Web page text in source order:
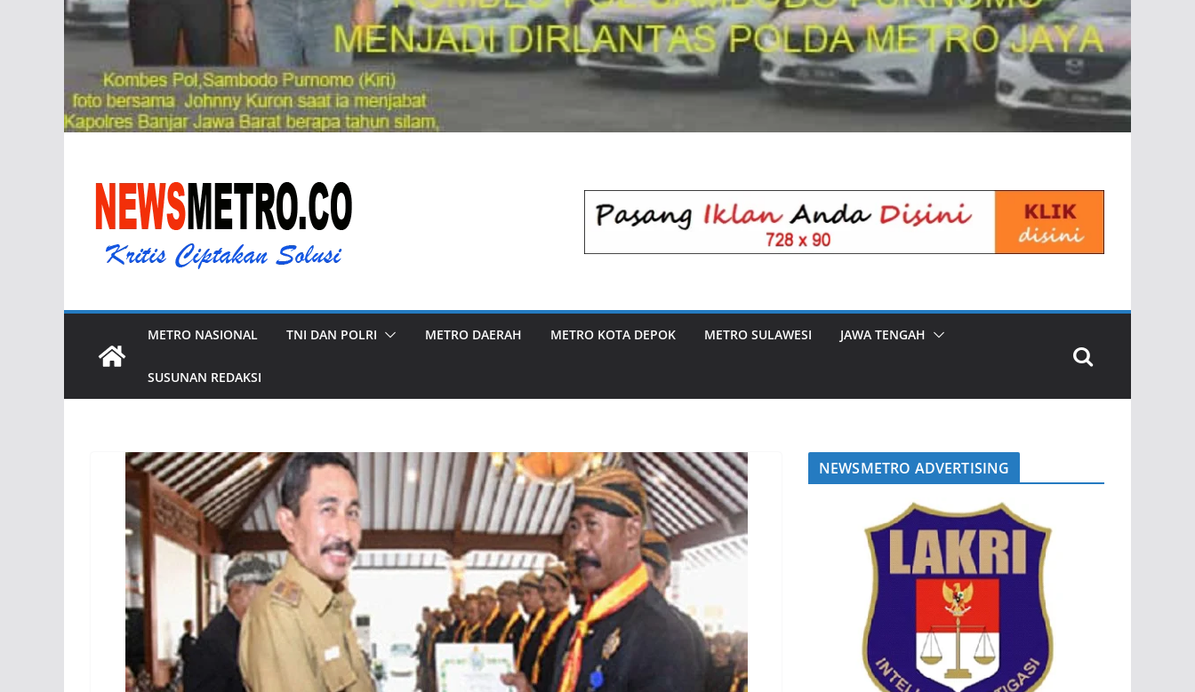
METRO NASIONAL TNI DAN POLRI METRO DAERAH METRO KOTA DEPOK METRO SULAWESI JAWA TENGAH
SUSUNAN REDAKSI
NEWSMETRO ADVERTISING